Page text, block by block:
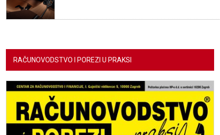
RAČUNOVODSTVO I POREZI U PRAKSI